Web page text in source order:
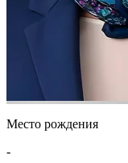
Место рождения
-